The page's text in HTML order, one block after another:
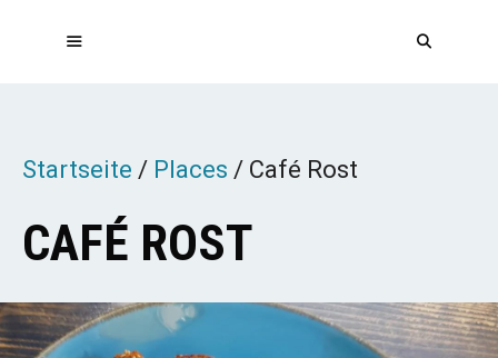
Startseite / Places / Café Rost
CAFÉ ROST